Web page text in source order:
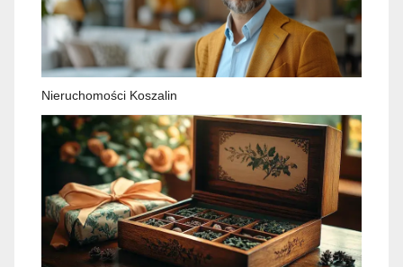
Nieruchomości Koszalin